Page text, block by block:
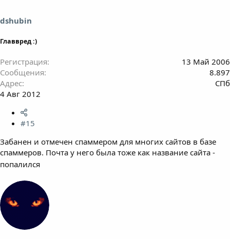
dshubin
Главвред :)
Регистрация
13 Май 2006
Сообщения
8.897
Адрес
СПб
4 Авг 2012
#15
Забанен и отмечен спаммером для многих сайтов в базе
спаммеров. Почта у него была тоже как название сайта -
попалился